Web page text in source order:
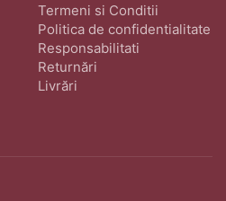
Termeni si Conditii
Politica de confidentialitate
Responsabilitati
Returnări
Livrări